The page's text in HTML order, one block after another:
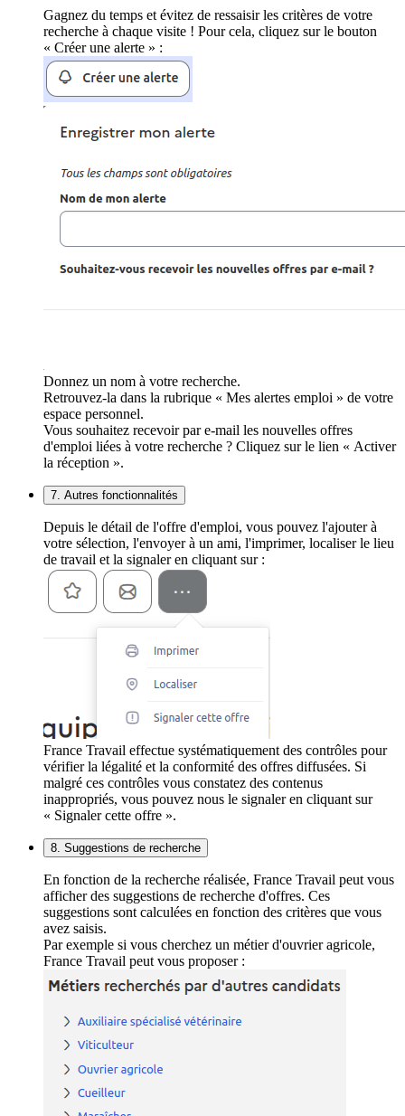
Gagnez du temps et évitez de ressaisir les critères de votre
recherche à chaque visite ! Pour cela, cliquez sur le bouton
« Créer une alerte » :
Donnez un nom à votre recherche.
Retrouvez-la dans la rubrique « Mes alertes emploi » de votre
espace personnel.
Vous souhaitez recevoir par e-mail les nouvelles offres
d'emploi liées à votre recherche ? Cliquez sur le lien « Activer
la réception ».
7. Autres fonctionnalités
Depuis le détail de l'offre d'emploi, vous pouvez l'ajouter à
votre sélection, l'envoyer à un ami, l'imprimer, localiser le lieu
de travail et la signaler en cliquant sur :
France Travail effectue systématiquement des contrôles pour
vérifier la légalité et la conformité des offres diffusées. Si
malgré ces contrôles vous constatez des contenus
inappropriés, vous pouvez nous le signaler en cliquant sur
« Signaler cette offre ».
8. Suggestions de recherche
En fonction de la recherche réalisée, France Travail peut vous
afficher des suggestions de recherche d'offres. Ces
suggestions sont calculées en fonction des critères que vous
avez saisis.
Par exemple si vous cherchez un métier d'ouvrier agricole,
France Travail peut vous proposer :